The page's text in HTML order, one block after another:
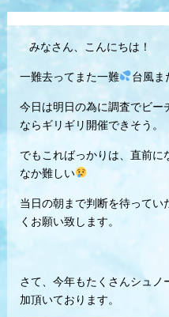
みなさん、こんにちは！
一難去ってまた一難 台風ま
今日は明日の為に調査でビー
ならギリギリ開催できそう。
でもこればっかりは、直前
なか難しい
当日の朝まで判断を待ってい
くお願い致します。
さて、今年もたくさんシュノ
加頂いております。